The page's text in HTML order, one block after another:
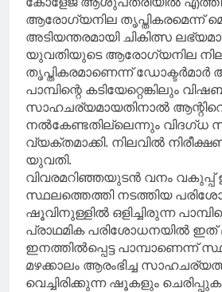
ആരോഗ്യനില തൃപ്തികരമെന്ന്
അടിയന്തരമായി ചികിത്സ
യുവതിയുടെ ആരോഗ്യനില
തൃപ്തികരമാണെന്ന് ഡോക്ടർമാർ
പാമ്പിന്റെ കടിയേറ്റെങ്കിലും
സാഹചര്യമായതിനാൽ
നൽകേണ്ടതില്ലെന്നും വിദഗ്ധ
വ്യക്തമാക്കി. നിലവിൽ
യുവതി.
വിവരമറിഞ്ഞയുടൻ വനം
സ്ഥലത്തെത്തി നടത്തിയ
ഷൂവിനുള്ളിൽ ഒളിച്ചിരുന്ന
പ്രാഥമിക പരിശോധനയിൽ
ഇനത്തിൽപ്പെട്ട പാമ്പാണെന്ന്
മഴക്കാലം ആരംഭിച്ച
വെച്ചിരിക്കുന്ന ഷൂകളും